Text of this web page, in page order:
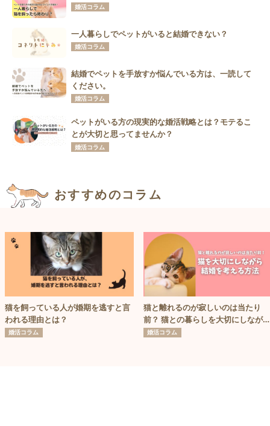
婚活コラム
一人暮らしでペットがいると結婚できない？
婚活コラム
結婚でペットを手放すか悩んでいる方は、一読して
ください。
婚活コラム
ペットがいる方の現実的な婚活戦略とは？モテるこ
とが大切と思ってませんか？
婚活コラム
おすすめのコラム
猫を飼っている人が婚期を逃すと言
われる理由とは？
婚活コラム
猫と離れるのが寂しいのは当たり
前？ 猫との暮らしを大切にしながら
結婚を考える方法
婚活コラム